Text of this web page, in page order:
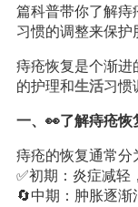
篇科普带你了解痔
习惯的调整来保护
痔疮恢复是个渐进
的护理和生活习惯
一、👀了解痔疮恢
痔疮的恢复通常分
✅初期：炎症减轻
🔄中期：肿胀逐渐